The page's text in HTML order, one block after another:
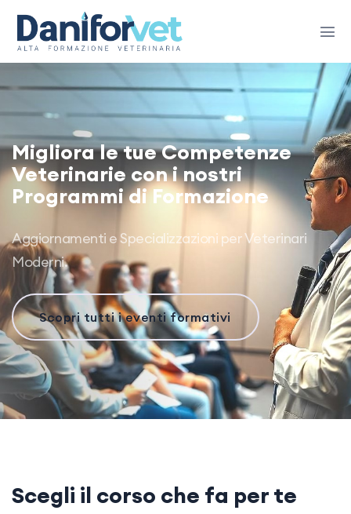
Migliora le tue Competenze
Veterinarie con i nostri
Programmi di Formazione
Aggiornamenti e Specializzazioni per Veterinari
Moderni.
Scopri tutti i eventi formativi
Scegli il corso che fa per te